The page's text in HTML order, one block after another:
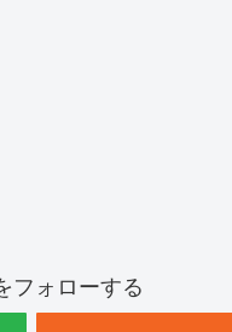
フォローする